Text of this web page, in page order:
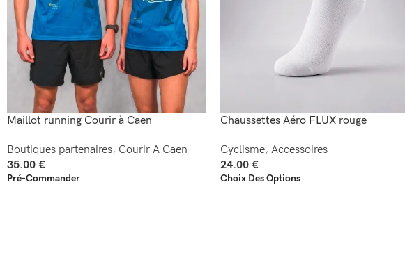
Maillot running Courir à Caen
Boutiques partenaires, Courir A Caen
35.00 €
Pré-Commander
Chaussettes Aéro FLUX rouge
Cyclisme, Accessoires
24.00 €
Choix Des Options